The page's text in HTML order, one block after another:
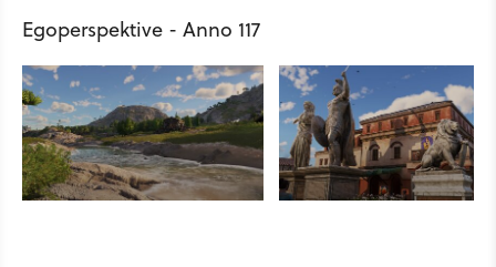
Egoperspektive - Anno 117